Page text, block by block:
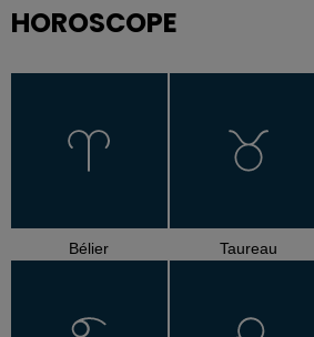
HOROSCOPE
Bélier Taureau